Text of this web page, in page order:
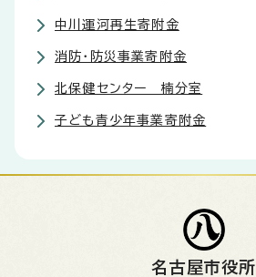
中川運河再生寄附金
消防・防災事業寄附金
北保健センター 楠分室
子ども青少年事業寄附金
名古屋市役所